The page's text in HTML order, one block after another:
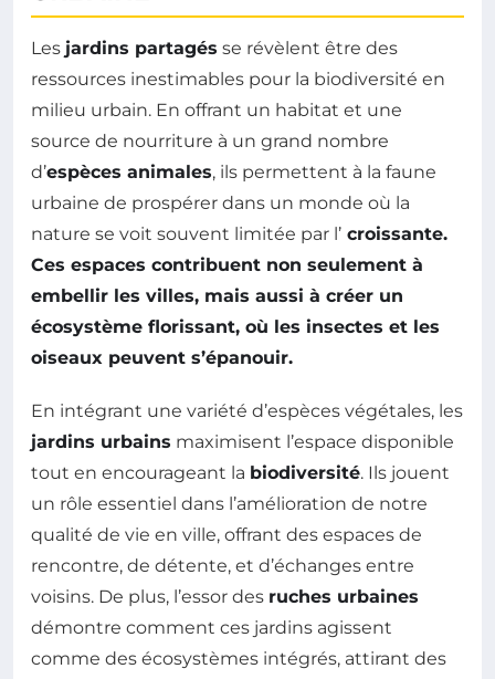
Les jardins partagés se révèlent être des
ressources inestimables pour la biodiversité en
milieu urbain. En offrant un habitat et une
source de nourriture à un grand nombre
d’espèces animales, ils permettent à la faune
urbaine de prospérer dans un monde où la
nature se voit souvent limitée par l’ croissante.
Ces espaces contribuent non seulement à
embellir les villes, mais aussi à créer un
écosystème florissant, où les insectes et les
oiseaux peuvent s’épanouir.
En intégrant une variété d’espèces végétales, les
jardins urbains maximisent l’espace disponible
tout en encourageant la biodiversité. Ils jouent
un rôle essentiel dans l’amélioration de notre
qualité de vie en ville, offrant des espaces de
rencontre, de détente, et d’échanges entre
voisins. De plus, l’essor des ruches urbaines
démontre comment ces jardins agissent
comme des écosystèmes intégrés, attirant des